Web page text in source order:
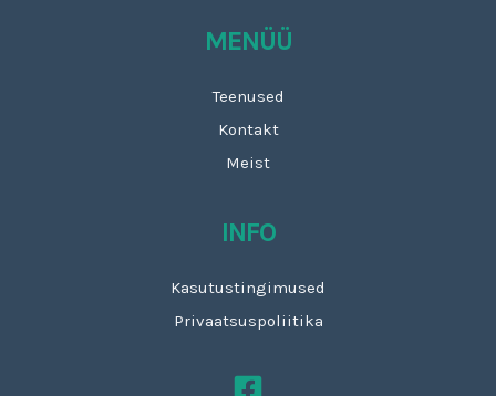
MENÜÜ
Teenused
Kontakt
Meist
INFO
Kasutustingimused
Privaatsuspoliitika